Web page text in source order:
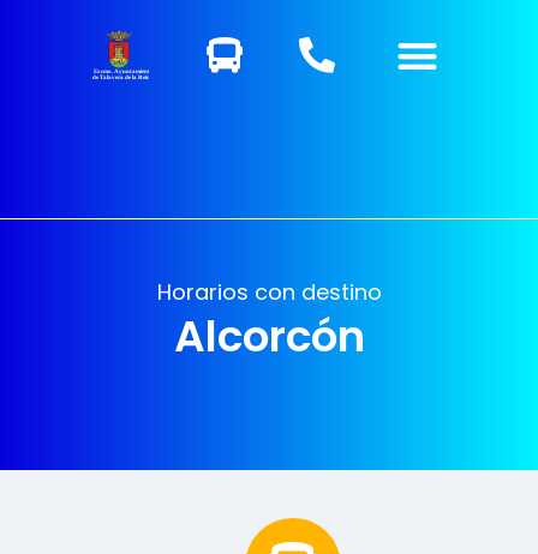
Excmo. Ayuntamiento
de Talavera de la Reina
Horarios con destino
Alcorcón